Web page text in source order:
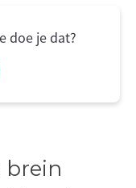
doe je dat?
brein